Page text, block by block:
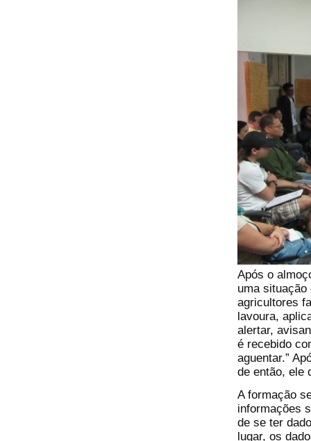
Após o
uma situação
agricultores
lavoura,
alertar,
é recebido
aguentar.”
de então, ele
A formação
informações
de se ter
lugar, os